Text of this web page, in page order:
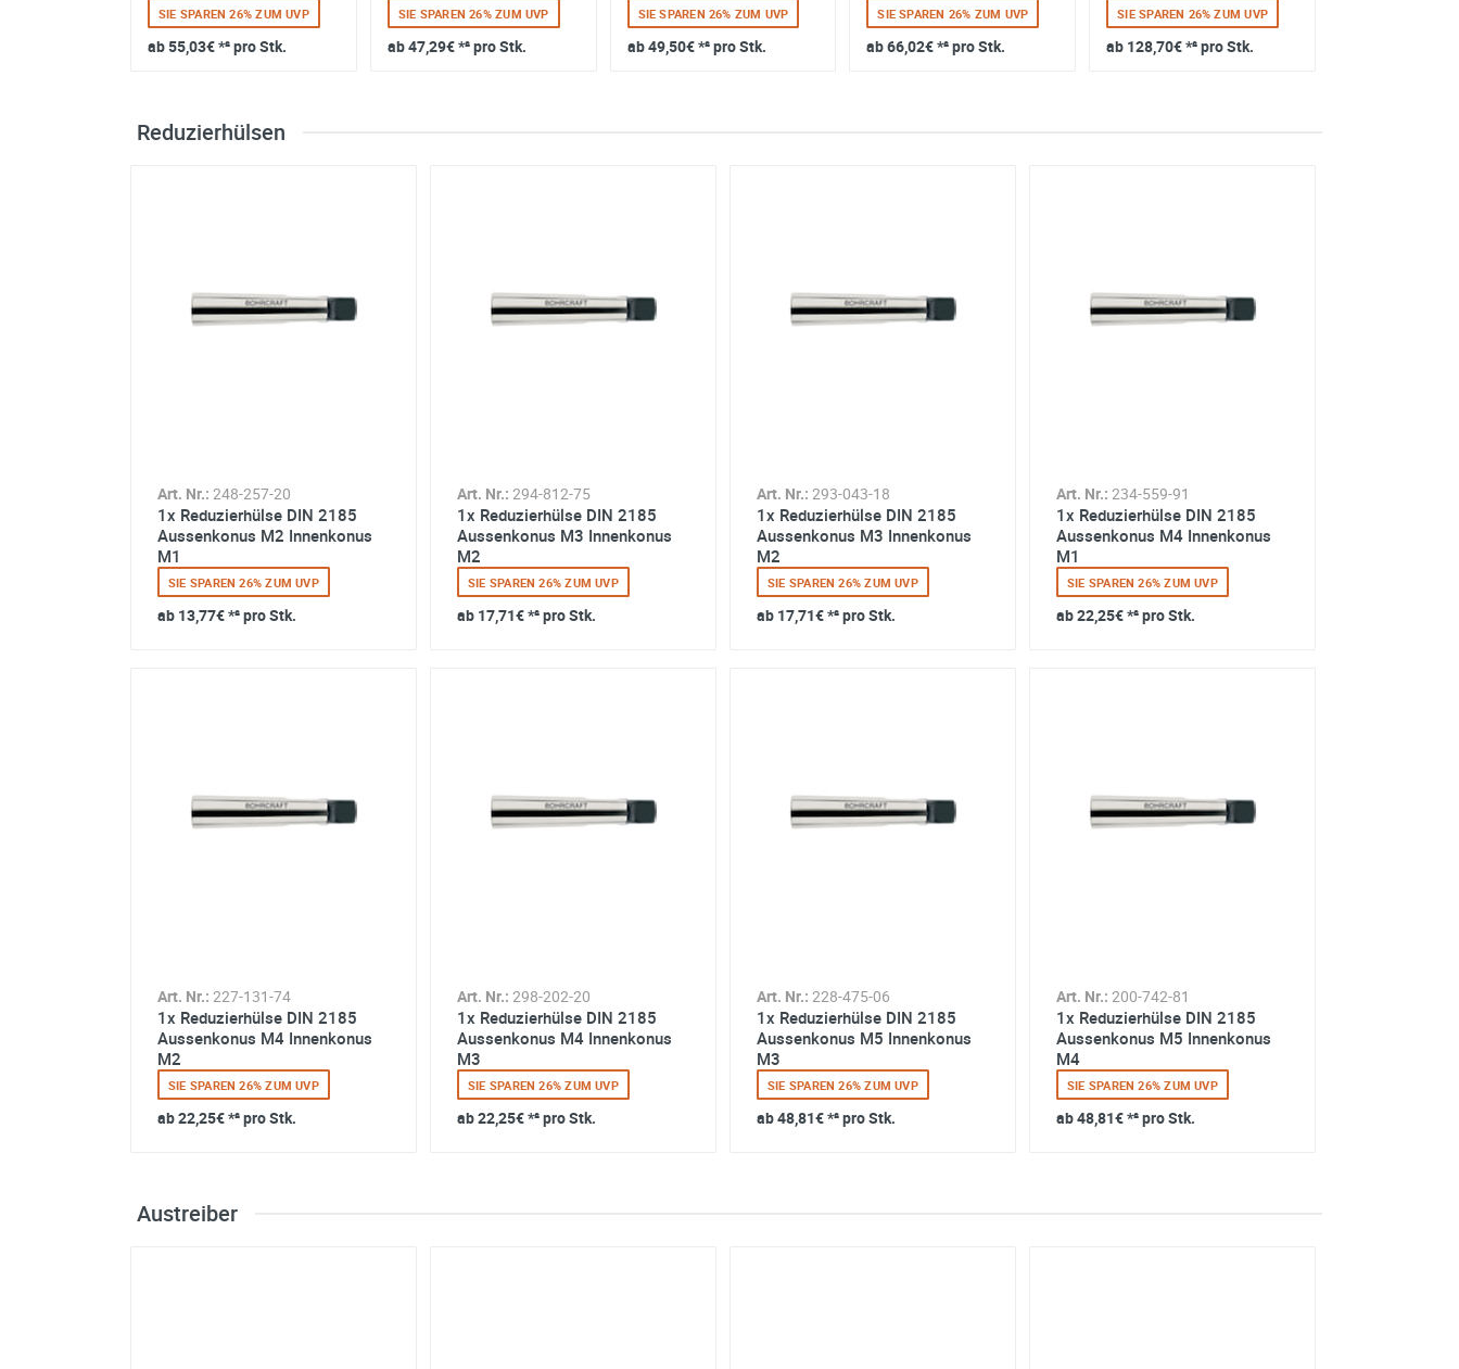
SIE SPAREN 26% ZUM UVP
ab55,03€*² pro Stk.
SIE SPAREN 26% ZUM UVP
ab47,29€*² pro Stk.
SIE SPAREN 26% ZUM UVP
ab49,50€*² pro Stk.
SIE SPAREN 26% ZUM UVP
ab66,02€*² pro Stk.
SIE SPAREN 26% ZUM UVP
ab 128,70€*² pro Stk.
Reduzierhülsen
Art. Nr.: 248-257-20
1x Reduzierhülse DIN 2185
Aussenkonus M2 Innenkonus
M1
SIE SPAREN 26% ZUM UVP
ab 13,77€*² pro Stk.
Art. Nr.: 294-812-75
1x Reduzierhülse DIN 2185
Aussenkonus M3 Innenkonus
M2
SIE SPAREN 26% ZUM UVP
ab 17,71€*² pro Stk.
Art. Nr.: 293-043-18
1x Reduzierhülse DIN 2185
Aussenkonus M3 Innenkonus
M2
SIE SPAREN 26% ZUM UVP
ab 17,71€*² pro Stk.
Art. Nr.: 234-559-91
1x Reduzierhülse DIN 2185
Aussenkonus M4 Innenkonus
M1
SIE SPAREN 26% ZUM UVP
ab22,25€*² pro Stk.
Art. Nr.: 227-131-74
1x Reduzierhülse DIN 2185
Aussenkonus M4 Innenkonus
M2
SIE SPAREN 26% ZUM UVP
ab22,25€*² pro Stk.
Art. Nr.: 298-202-20
1x Reduzierhülse DIN 2185
Aussenkonus M4 Innenkonus
M3
SIE SPAREN 26% ZUM UVP
ab22,25€*² pro Stk.
Art. Nr.: 228-475-06
1x Reduzierhülse DIN 2185
Aussenkonus M5 Innenkonus
M3
SIE SPAREN 26% ZUM UVP
ab48,81€*² pro Stk.
Art. Nr.: 200-742-81
1x Reduzierhülse DIN 2185
Aussenkonus M5 Innenkonus
M4
SIE SPAREN 26% ZUM UVP
ab48,81€*² pro Stk.
Austreiber